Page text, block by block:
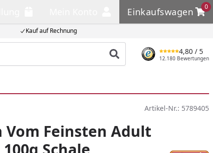
Kauf auf Rechnung
Einkaufswagen
0
Einkaufswagen
Produkt suchen
4,80 / 5
12.180 Bewertungen
Artikel-Nr.: 5789405
Vom Feinsten Adult